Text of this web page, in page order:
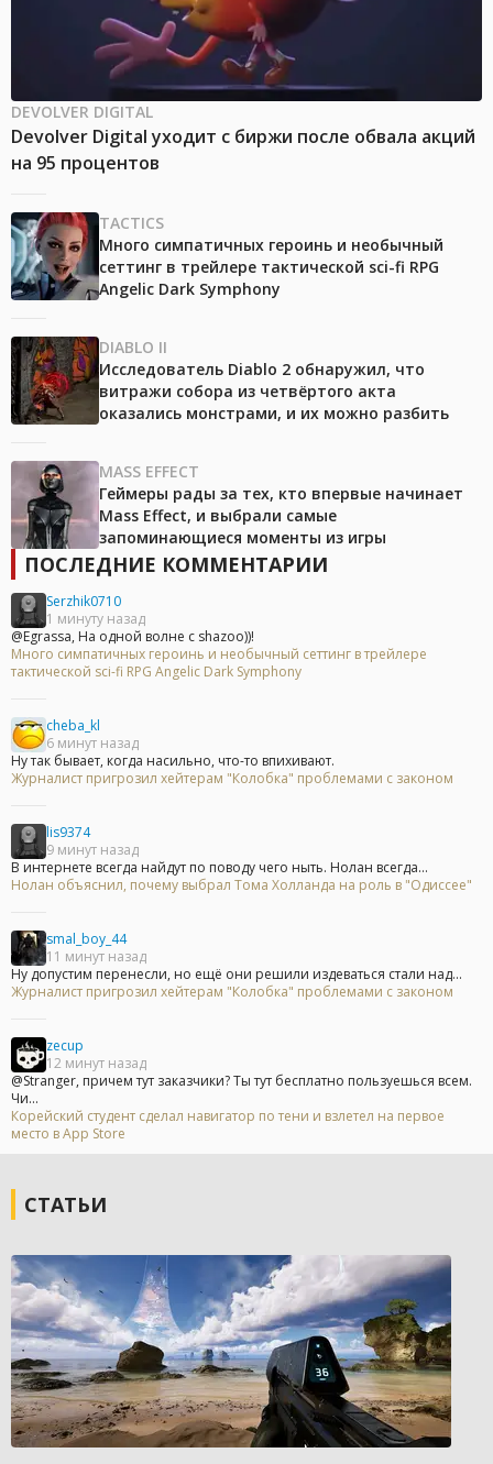
DEVOLVER DIGITAL
Devolver Digital уходит с биржи после обвала акций
на 95 процентов
TACTICS
Много симпатичных героинь и необычный
сеттинг в трейлере тактической sci-fi RPG
Angelic Dark Symphony
DIABLO II
Исследователь Diablo 2 обнаружил, что
витражи собора из четвёртого акта
оказались монстрами, и их можно разбить
MASS EFFECT
Геймеры рады за тех, кто впервые начинает
Mass Effect, и выбрали самые
запоминающиеся моменты из игры
ПОСЛЕДНИЕ КОММЕНТАРИИ
Serzhik0710
1 минуту назад
@Egrassa, На одной волне с shazoo))!
Много симпатичных героинь и необычный сеттинг в трейлере
тактической sci-fi RPG Angelic Dark Symphony
cheba_kl
6 минут назад
Ну так бывает, когда насильно, что-то впихивают.
Журналист пригрозил хейтерам "Колобка" проблемами с законом
lis9374
9 минут назад
В интернете всегда найдут по поводу чего ныть. Нолан всегда...
Нолан объяснил, почему выбрал Тома Холланда на роль в "Одиссее"
smal_boy_44
11 минут назад
Ну допустим перенесли, но ещё они решили издеваться стали над...
Журналист пригрозил хейтерам "Колобка" проблемами с законом
zecup
12 минут назад
@Stranger, причем тут заказчики? Ты тут бесплатно пользуешься всем.
Чи...
Корейский студент сделал навигатор по тени и взлетел на первое
место в App Store
СТАТЬИ